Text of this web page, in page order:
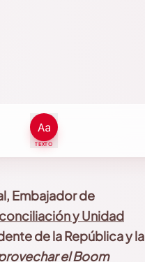
TEXTO
Embajador de
y Unidad
de la República y la
el Boom